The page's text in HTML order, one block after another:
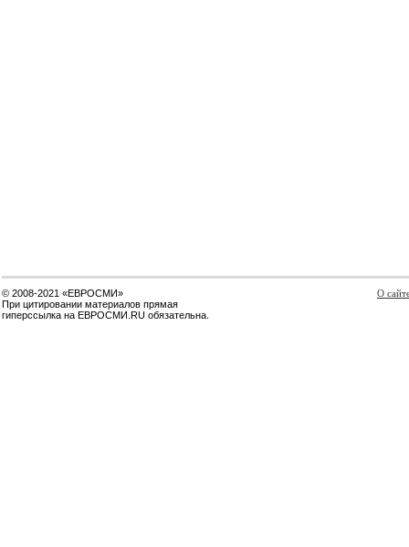
© 2008-2021 «ЕВРОСМИ»
При цитировании материалов прямая
гиперссылка на ЕВРОСМИ.RU обязательна.
О